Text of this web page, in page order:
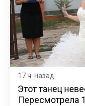
17 ч. назад
Этот танец
Пересмотрела